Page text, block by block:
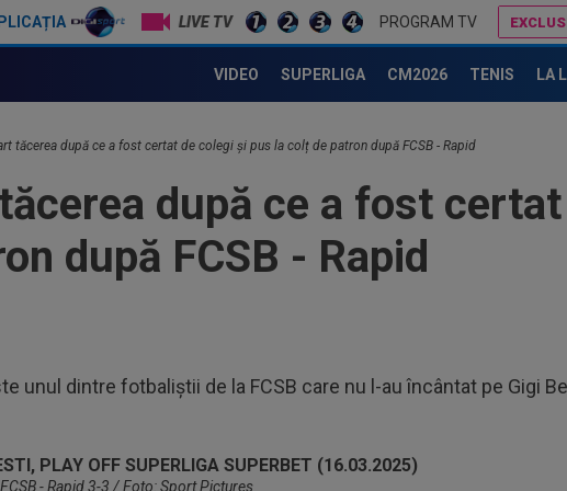
LIVE TV PROGRAM TV
VIDEO SUPERLIGA CM2026 TENIS LA
tăcerea după ce a fost certat de colegi și pus la colț de patron după FCSB - Rapid
după ce a fost
după FCSB - Rapid
unul dintre fotbaliștii de la FCSB care nu l-au încântat pe Gigi
- Rapid 3-3 / Foto: Sport Pictures
în